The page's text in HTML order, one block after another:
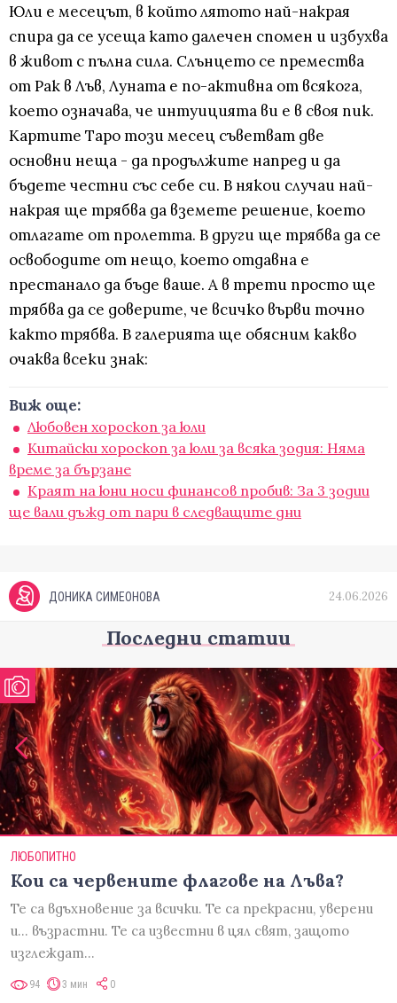
Юли е месецът, в който лятото най-накрая
спира да се усеща като далечен спомен и избухва
в живот с пълна сила. Слънцето се премества
от Рак в Лъв, Луната е по-активна от всякога,
което означава, че интуицията ви е в своя пик.
Картите Таро този месец съветват две
основни неща - да продължите напред и да
бъдете честни със себе си. В някои случаи най-
накрая ще трябва да вземете решение, което
отлагате от пролетта. В други ще трябва да се
освободите от нещо, което отдавна е
престанало да бъде ваше. А в трети просто ще
трябва да се доверите, че всичко върви точно
както трябва. В галерията ще обясним какво
очаква всеки знак:
Виж още:
Любовен хороскоп за юли
Китайски хороскоп за юли за всяка зодия: Няма
време за бързане
Краят на юни носи финансов пробив: За 3 зодии
ще вали дъжд от пари в следващите дни
ДОНИКА СИМЕОНОВА 24.06.2026
Последни статии
ЛЮБОПИТНО
Кои са червените флагове на Лъва?
Те са вдъхновение за всички. Те са прекрасни, уверени
и... възрастни. Те са известни в цял свят, защото
изглеждат…
94 3 мин 0